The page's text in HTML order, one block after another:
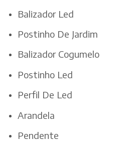
Balizador Led
Postinho De Jardim
Balizador Cogumelo
Postinho Led
Perfil De Led
Arandela
Pendente